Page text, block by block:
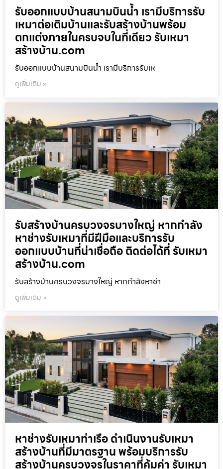
รับออกแบบบ้านสนามบินน้ำ เรามีบริการรับ
เหมาต่อเติมบ้านและรับสร้างบ้านพร้อม
ตกแต่งภายในครบจบในที่เดียว รับเหมา
สร้างบ้าน.com
รับออกแบบบ้านสนามบินน้ำ เรามีบริการรับเห
ดูเพิ่มเติม »
รับสร้างบ้านครบวงจรบางใหญ่ หากกำลัง
หาช่างรับเหมาที่มีฝีมือและบริการรับ
ออกแบบบ้านที่น่าเชื่อถือ ติดต่อได้ที่ รับเหมา
สร้างบ้าน.com
รับสร้างบ้านครบวงจรบางใหญ่ หากกำลังหาช่า
ดูเพิ่มเติม »
หาช่างรับเหมาท่าเรือ ดำเนินงานรับเหมา
สร้างบ้านที่มีมาตรฐาน พร้อมบริการรับ
สร้างบ้านครบวงจรในราคาที่คุ้มค่า รับเหมา